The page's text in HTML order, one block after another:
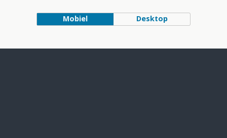
Mobiel Desktop